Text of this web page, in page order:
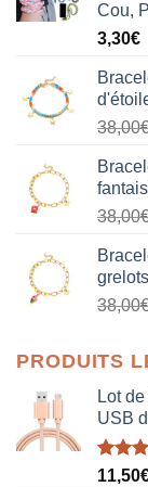
Cou,
3,30€
38,00
38,00
38,00
PRODUITS
Lot
USB
Note
11,50